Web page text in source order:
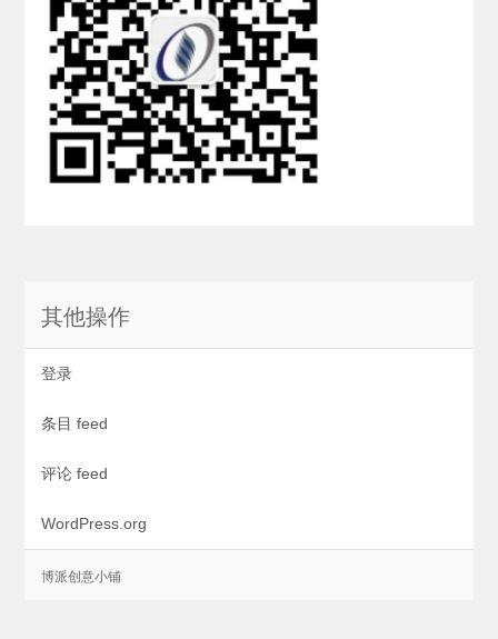
其他操作
登录
条目 feed
评论 feed
WordPress.org